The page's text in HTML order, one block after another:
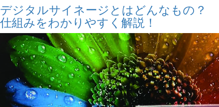
デジタルサイネージとはどんなもの？
仕組みをわかりやすく解説！